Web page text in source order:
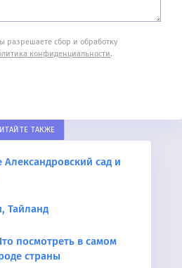
разрешаете сбор и обработку
конфиденциальности.
ТАКЖЕ
Александровский сад и
Тайланд
посмотреть в самом
страны